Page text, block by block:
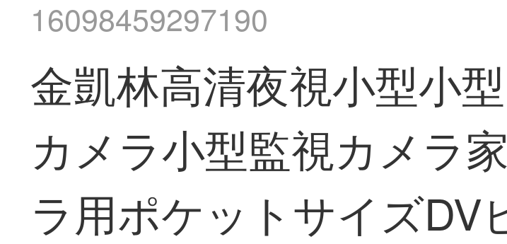
16098459297190
金凱林高清夜視小型小
カメラ小型監視カメラ
ラ用ポケットサイズDV